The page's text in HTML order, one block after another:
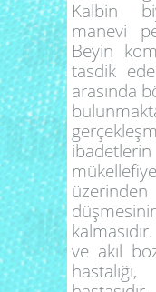
Kalbin
manevi
Beyin
tasdik
arasında
ve akıl